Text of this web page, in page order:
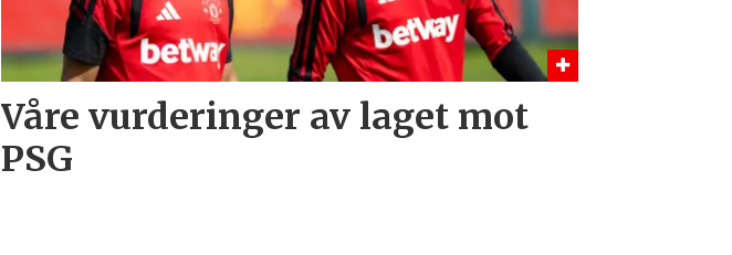
Våre vurderinger av laget mot
PSG